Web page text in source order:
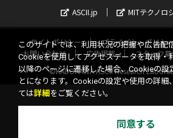
ASCII.jp
MITテクノロ
サイトポリシー プライバシーポリシ
お問い合わせ
広告掲載 スタッフ
©KADOKAWA ASCII Research
このサイトでは、利用状況の把握や広告配
Cookieを使用してアクセスデータを取得・
以降のページに遷移した場合、Cookieの設
とになります。Cookieの設定や使用の詳細
ては詳細 をご覧ください。
同意する